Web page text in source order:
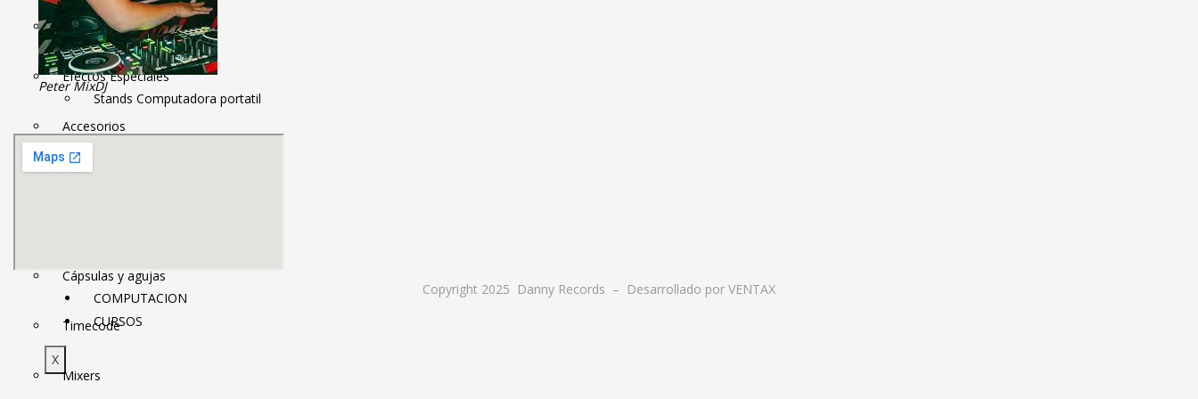
PEDESTALES
Stands Computadora portatil
COMPUTACION
CURSOS
X
Iluminación
Efectos Especiales
Accesorios
VIEJA GUARDIA
Cápsulas y agujas
Timecode
Mixers
Peter MixDJ
Copyright 2025 Danny Records – Desarrollado por VENTAX